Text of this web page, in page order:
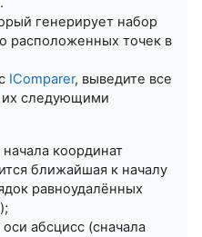
генерирует набор
расположенных точек в
IComparer, выведите все
их следующими
координат
ближайшая к началу
равноудалённых
абсцисс (сначала